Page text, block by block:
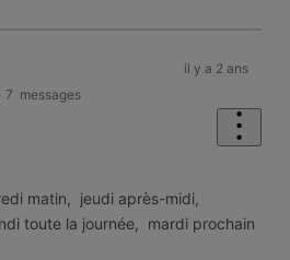
7 messages
il y a 2 ans
matin, jeudi après-midi,
toute la journée, mardi prochain